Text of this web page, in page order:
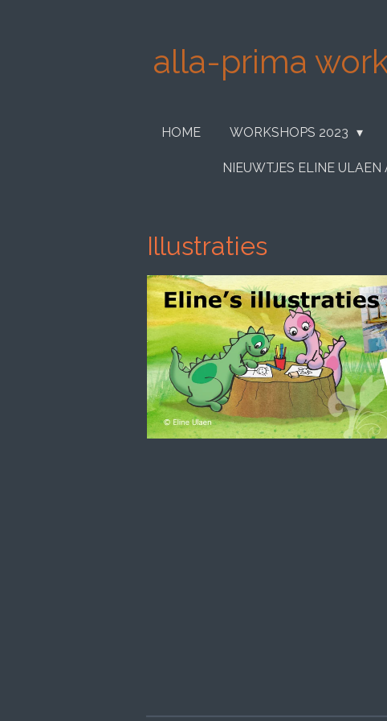
alla-prima
HOME WORKSHOPS 2023
NIEUWTJES ELINE ULAEN
Illustraties